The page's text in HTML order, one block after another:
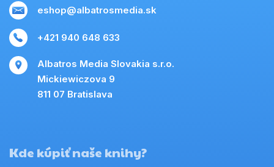
eshop@albatrosmedia.sk
+421 940 648 633
Albatros Media Slovakia s.r.o.
Mickiewiczova 9
811 07 Bratislava
Kde kúpiť naše knihy?